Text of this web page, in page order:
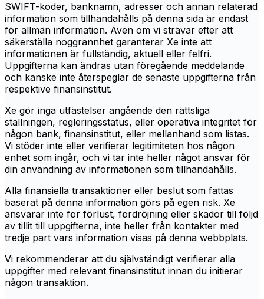
SWIFT-koder, banknamn, adresser och annan relaterad
information som tillhandahålls på denna sida är endast
för allmän information. Även om vi strävar efter att
säkerställa noggrannhet garanterar Xe inte att
informationen är fullständig, aktuell eller felfri.
Uppgifterna kan ändras utan föregående meddelande
och kanske inte återspeglar de senaste uppgifterna från
respektive finansinstitut.
Xe gör inga utfästelser angående den rättsliga
ställningen, regleringsstatus, eller operativa integritet för
någon bank, finansinstitut, eller mellanhand som listas.
Vi stöder inte eller verifierar legitimiteten hos någon
enhet som ingår, och vi tar inte heller något ansvar för
din användning av informationen som tillhandahålls.
Alla finansiella transaktioner eller beslut som fattas
baserat på denna information görs på egen risk. Xe
ansvarar inte för förlust, fördröjning eller skador till följd
av tillit till uppgifterna, inte heller från kontakter med
tredje part vars information visas på denna webbplats.
Vi rekommenderar att du självständigt verifierar alla
uppgifter med relevant finansinstitut innan du initierar
någon transaktion.